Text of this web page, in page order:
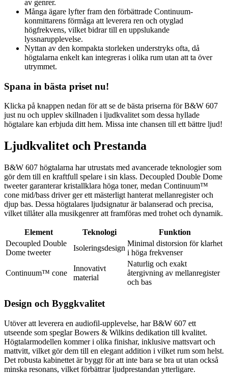
av genrer.
Många ägare lyfter fram den förbättrade Continuum-
konmittarens förmåga att leverera ren och otyglad
högfrekvens, vilket bidrar till en uppslukande
lyssnarupplevelse.
Nyttan av den kompakta storleken understryks ofta, då
högtalarna enkelt kan integreras i olika rum utan att ta över
utrymmet.
Spana in bästa priset nu!
Klicka på knappen nedan för att se de bästa priserna för B&W 607
just nu och upplev skillnaden i ljudkvalitet som dessa hyllade
högtalare kan erbjuda ditt hem. Missa inte chansen till ett bättre ljud!
Ljudkvalitet och Prestanda
B&W 607 högtalarna har utrustats med avancerade teknologier som
gör dem till en kraftfull spelare i sin klass. Decoupled Double Dome
tweeter garanterar kristallklara höga toner, medan Continuum™
cone mid/bass driver ger ett mästerligt hanterat mellanregister och
djup bas. Dessa högtalares ljudsignatur är balanserad och precisa,
vilket tillåter alla musikgenrer att framföras med trohet och dynamik.
Element Teknologi
Funktion
Decoupled Double
Dome tweeter
Isoleringsdesign
Minimal distorsion för klarhet
i höga frekvenser
Continuum™ cone
Innovativt
material
Naturlig och exakt
återgivning av mellanregister
och bas
Design och Byggkvalitet
Utöver att leverera en audiofil-upplevelse, har B&W 607 ett
utseende som speglar Bowers & Wilkins dedikation till kvalitet.
Högtalarmodellen kommer i olika finishar, inklusive mattsvart och
mattvitt, vilket gör dem till en elegant addition i vilket rum som helst.
Det robusta kabinettet är byggt för att inte bara se bra ut utan också
minska resonans, vilket förbättrar ljudprestandan ytterligare.